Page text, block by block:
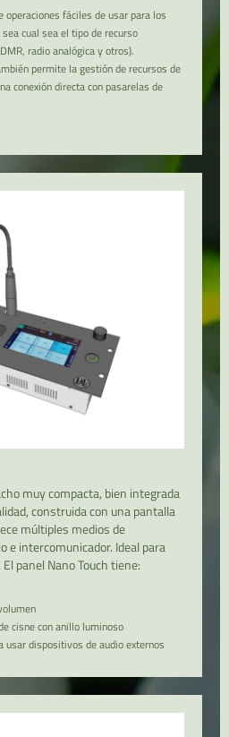
operaciones fáciles de usar para los
cual sea el tipo de recurso
radio analógica y otros).
permite la gestión de recursos de
conexión directa con pasarelas de
muy compacta, bien integrada
construida con una pantalla
múltiples medios de
e intercomunicador. Ideal para
panel Nano Touch tiene:
cisne con anillo luminoso
usar dispositivos de audio externos